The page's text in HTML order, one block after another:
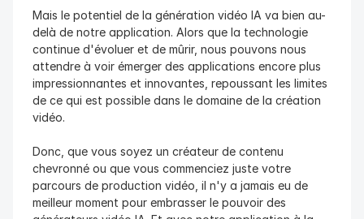
Mais le potentiel de la génération vidéo IA va bien au-
delà de notre application. Alors que la technologie
continue d'évoluer et de mûrir, nous pouvons nous
attendre à voir émerger des applications encore plus
impressionnantes et innovantes, repoussant les limites
de ce qui est possible dans le domaine de la création
vidéo.
Donc, que vous soyez un créateur de contenu
chevronné ou que vous commenciez juste votre
parcours de production vidéo, il n'y a jamais eu de
meilleur moment pour embrasser le pouvoir des